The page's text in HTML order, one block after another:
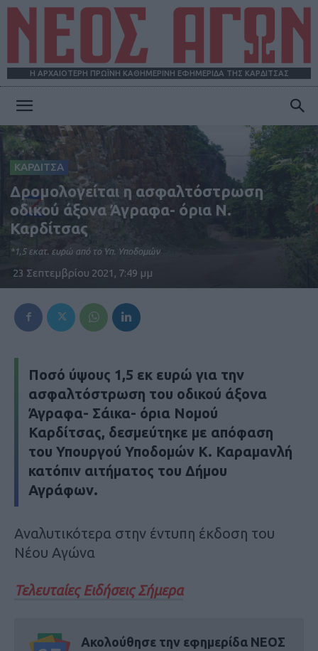
Η ΑΡΧΑΙΟΤΕΡΗ ΠΡΩΪΝΗ ΚΑΘΗΜΕΡΙΝΗ ΕΦΗΜΕΡΙΔΑ ΤΗΣ ΚΑΡΔΙΤΣΑΣ
ΚΑΡΔΙΤΣΑ
Δρομολογείται η ασφαλτόστρωση
οδικού άξονα Άγραφα- όρια Ν.
Καρδίτσας
*1,5 εκατ. ευρώ από το Υπ. Υποδομών
23 Σεπτεμβρίου 2021, 7:49 μμ
Ποσό ύψους 1,5 εκ ευρώ για την
ασφαλτόστρωση του οδικού άξονα
Άγραφα- Σάικα- όρια Νομού
Καρδίτσας, δεσμεύτηκε με απόφαση
του Υπουργού Υποδομών Κ. Καραμανλή
κατόπιν αιτήματος του Δήμου
Αγράφων.
Αναλυτικότερα στην έντυπη έκδοση του
Νέου Αγώνα
Τελευταίες Ειδήσεις Σήμερα
Ακολούθησε την εφημερίδα ΝΕΟΣ